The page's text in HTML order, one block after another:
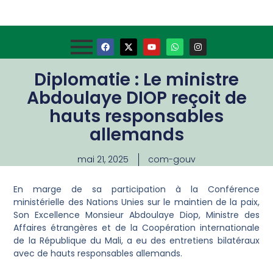
Diplomatie : Le ministre
Abdoulaye DIOP reçoit de
hauts responsables
allemands
mai 21, 2025 com-gouv
En marge de sa participation à la Conférence
ministérielle des Nations Unies sur le maintien de la paix,
Son Excellence Monsieur Abdoulaye Diop, Ministre des
Affaires étrangères et de la Coopération internationale
de la République du Mali, a eu des entretiens bilatéraux
avec de hauts responsables allemands.